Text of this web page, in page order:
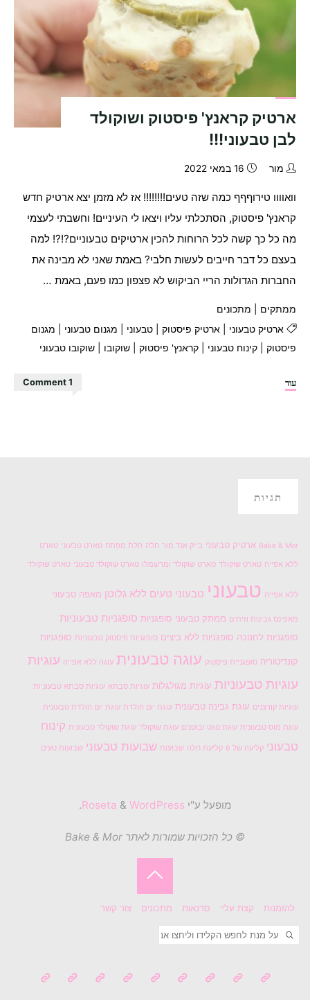
ארטיק קראנץ' פיסטוק ושוקולד
לבן טבעוני!!!
מור 16 במאי 2022
וואוווו טירוףףף כמה שזה טעים!!!!!!!! אז לא מזמן יצא ארטיק חדש
קראנץ' פיסטוק, הסתכלתי עליו ויצאו לי העיניים! וחשבתי לעצמי
מה כל כך קשה לכל הרוחות להכין ארטיקים טבעוניים?!?! למה
בעצם כל דבר חייבים לעשות חלבי? באמת שאני לא מבינה את
החברות הגדולות הריי הביקוש לא פצפון כמו פעם, באמת …
ממתקים
מתכונים
ארטיק טבעוני
ארטיק פיסטוק| טבעוני מגנום טבעוני
מגנום
פיסטוק |קינוח טבעוני |קראנץ' פיסטוק |שוקובו |שוקובו טבעוני
עוד"ארטיק
1 Comment
תגיות
Bake & Mor ארטיק טבעוני בייק אנד מור חלה חלת מפתח טארט טבעוני טארט
ללא אפייה טארט שוקולד טארט שוקולד ומרשמלו טארט שוקולד טבעוני טארט שוקולד
ללא אפייה טבעוני טבעוני טעים ללא גלוטן מאפה טבעוני
מאפינס גבינות וזיתים ממתק טבעוני סופגניות סופגניות טבעוניות
סופגניות לחנוכה סופגניות ללא ביצים סופגניות פיסטוק טבעוניות סופגניות
קונדיטוריה סופגניית פיסטוק עוגה טבעונית עוגה ללא אפייה עוגיות
עוגיות טבעוניות עוגיות מגולגלות עוגיות סבתא עוגיות סבתא טבעוניות
עוגיות קורצנים עוגת גבינה טבעונית עוגת יום הולדת עוגת יום הולדת טבעונית
עוגת מוס טבעונית עוגת נוגט ובוטנים עוגת שוקולד עוגת שוקולד טבעונית קינוח
טבעוני קליעה של 6 קליעת חלה שבועות שבועות טבעוני שבועות טעים
מופעל ע"י & WordPress
.
© כל הזכויות שמורות לאתר Bake & Mor
להזמנות קצת עליי סדנאות מתכונים צור קשר
חיפוש
בחזרה